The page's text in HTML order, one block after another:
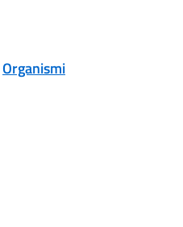
Organismi